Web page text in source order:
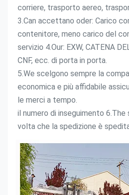
corriere, trasporto aereo,
3.Can accettano oder: Carico
contenitore, meno carico del
servizio 4.Our: EXW, CATENA
CNF, ecc. di porta in porta.
5.We scelgono sempre la
economica e più affidabile
le merci a tempo.
il numero di inseguimento 6.The
volta che la spedizione è